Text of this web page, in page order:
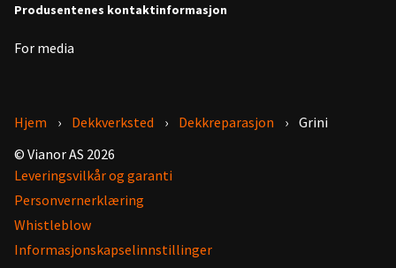
Produsentenes kontaktinformasjon
For media
Hjem Dekkverksted Dekkreparasjon
Grini
© Vianor AS 2026
Leveringsvilkår og garanti
Personvernerklæring
Whistleblow
Informasjonskapselinnstillinger